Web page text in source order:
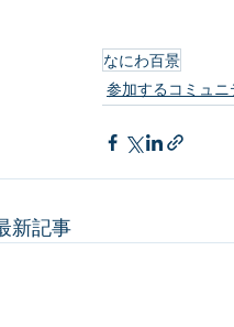
なにわ百景
参加するコミュ
新記事